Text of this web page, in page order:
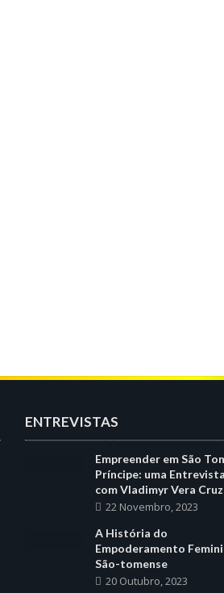
ENTREVISTAS
Empreender em São
Príncipe: uma Entrevista
com Vladimyr Vera Cruz
22 Novembro, 2023
A História do
Empoderamento
São-tomense
20 Outubro, 2023